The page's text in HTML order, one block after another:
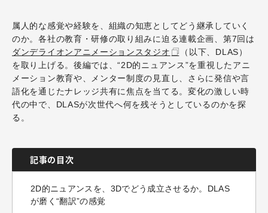
属人的な感覚や経験を、組織の知恵としてどう継承していく
のか。各社の教育・研修の取り組みに迫る連載企画、第7回は
ダンデライオンアニメーションスタジオ
（以下、DLAS）
を取り上げる。後編では、“2D的ニュアンス”を重視したアニ
メーション教育や、メンター制度の見直し、さらに発信や言
語化を通じたナレッジ共有に焦点を当てる。変化の激しい時
代の中で、DLASが次世代へ何を残そうとしているのかを探
る。
記事の目次
2D的ニュアンスを、3Dでどう成立させるか。DLAS
が磨く“翻訳”の感覚